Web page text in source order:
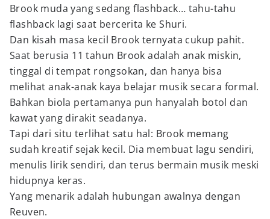
Brook muda yang sedang flashback… tahu-tahu
flashback lagi saat bercerita ke Shuri.
Dan kisah masa kecil Brook ternyata cukup pahit.
Saat berusia 11 tahun Brook adalah anak miskin,
tinggal di tempat rongsokan, dan hanya bisa
melihat anak-anak kaya belajar musik secara formal.
Bahkan biola pertamanya pun hanyalah botol dan
kawat yang dirakit seadanya.
Tapi dari situ terlihat satu hal: Brook memang
sudah kreatif sejak kecil. Dia membuat lagu sendiri,
menulis lirik sendiri, dan terus bermain musik meski
hidupnya keras.
Yang menarik adalah hubungan awalnya dengan
Reuven.